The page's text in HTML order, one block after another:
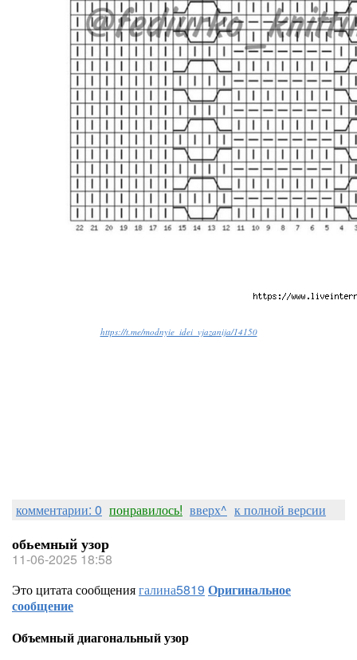
https://t.me/modnyie_idei_vjazanija/14150
комментарии: 0 понравилось! вверх^ к полной версии
обьемный узор
11-06-2025 18:58
Это цитата сообщениягалина5819 Оригинальное
сообщение
Объемный диагональный узор